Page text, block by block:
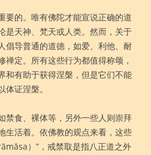
要的。唯有佛陀才能宣说正确的道
是天神、梵天或人类。然而，关于
倡导普通的道德，如爱、利他、耐
定。所有这些行为都值得称颂，
和有助于获得涅槃，但是它们不能
证涅槃。
禁食、裸体等，另外一些人则崇拜
生活着。依佛教的观点来看，这些
）”，戒禁取是指八正道之外